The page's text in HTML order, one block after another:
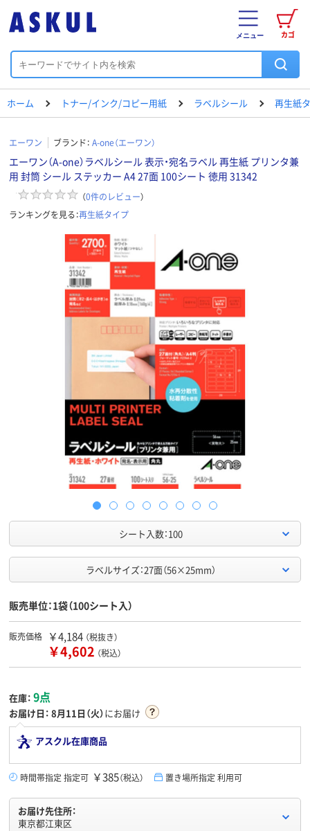
カゴ
メニュー
ホーム トナー/インク/コピー用紙 ラベルシール 再生紙
エーワン ブランド： A-one（エーワン）
エーワン（A-one）ラベルシール 表示・宛名ラベル 再生紙 プリンタ兼
用 封筒 シール ステッカー A4 27面 100シート 徳用 31342
（0件のレビュー）
ランキングを見る：再生紙タイプ
シート入数：100
ラベルサイズ：27面（56×25mm）
販売単位：1袋（100シート入）
販売価格 ￥4,184 （税抜き）
￥4,602 （税込）
在庫： 9点
お届け日： 8月11日（火）にお届け
アスクル在庫商品
時間帯指定 指定可 ￥385（税込） 置き場所指定 利用可
お届け先住所：
東京都江東区